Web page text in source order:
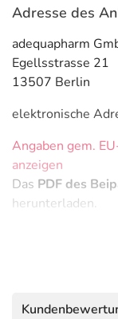
Adresse des
adequapharm
Egellsstrasse 21
13507 Berlin
elektronische
Angaben gem.
anzeigen
Das PDF des
herunterladen.